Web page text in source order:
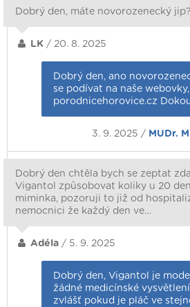
Dobrý den, máte novorozenecký jip?
LK / 20. 8. 2025
Dobrý den, ano
se podívat na naše webovky,
porodnicehorovice.cz
3. 9. 2025 / MUDr.
Dobrý den chtěla bych se zeptat
Vigantol způsobovat koliky u 20
miminka, pozoruji to již od
nemocnici že každý den ve…
Adéla / 5. 9. 2025
Dobrý den, Vigantol je
žádné medicínské
zvlášť pokud je pláč ve